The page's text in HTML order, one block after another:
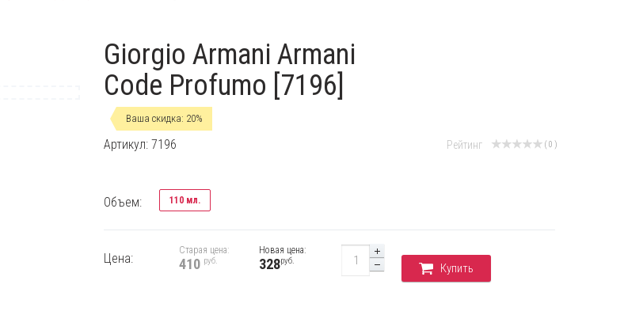
Giorgio Armani Armani
Code Profumo [7196]
Ваша скидка: 20%
Артикул: 7196 Рейтинг ( 0 )
Объем: 110 мл.
Цена:
Старая цена:
410 руб.
Новая цена:
328руб.
Купить